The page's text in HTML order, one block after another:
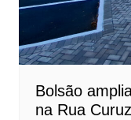
Bolsão
na Rua